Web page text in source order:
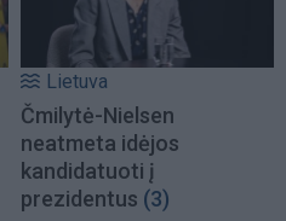
Lietuva
Čmilytė-Nielsen
neatmeta idėjos
kandidatuoti į
prezidentus (3)